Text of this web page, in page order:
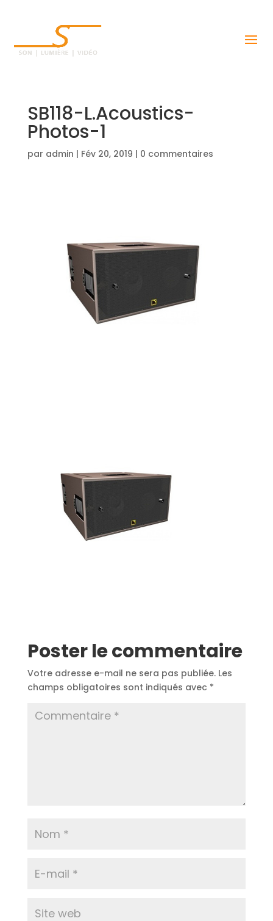
SB118-L.Acoustics-
Photos-1
par admin | Fév 20, 2019 | 0 commentaires
Poster le commentaire
Votre adresse e-mail ne sera pas publiée. Les
champs obligatoires sont indiqués avec *